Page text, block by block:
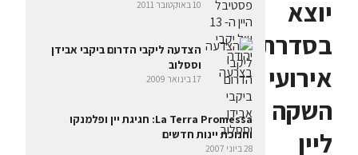
יוצא
בסדרת
אירועי
השקה
ליין
10 באוקטובר 2011
הצדעה ליקבי הדרום ביקבי אבידן
וססלוב
17 בינואר 2009
La Terra Promessa: חגיגת יין ופלמנקו
וחנוכת יינות חדשים
28 ביוני 2007